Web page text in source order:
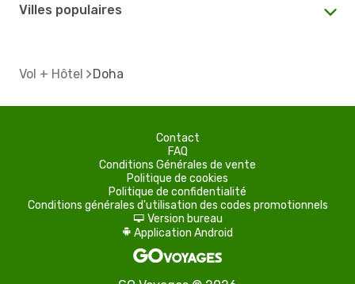
Villes populaires
Vol + Hôtel Doha
Contact
FAQ
Conditions Générales de vente
Politique de cookies
Politique de confidentialité
Conditions générales d'utilisation des codes promotionnels
d Version bureau
A Application Android